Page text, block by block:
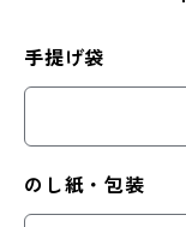
手提げ袋
のし紙・包装